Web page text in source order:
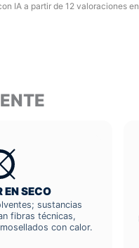
IA a partir de 12 valoraciones
EN SECO
sustancias
fibras técnicas,
con calor.